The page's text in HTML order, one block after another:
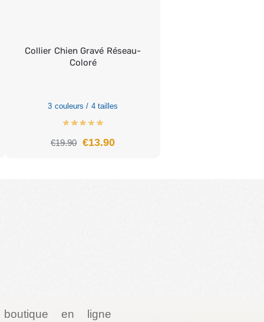
Collier Chien Gravé Réseau-
Coloré
3 couleurs / 4 tailles
€19.90 €13.90
en ligne